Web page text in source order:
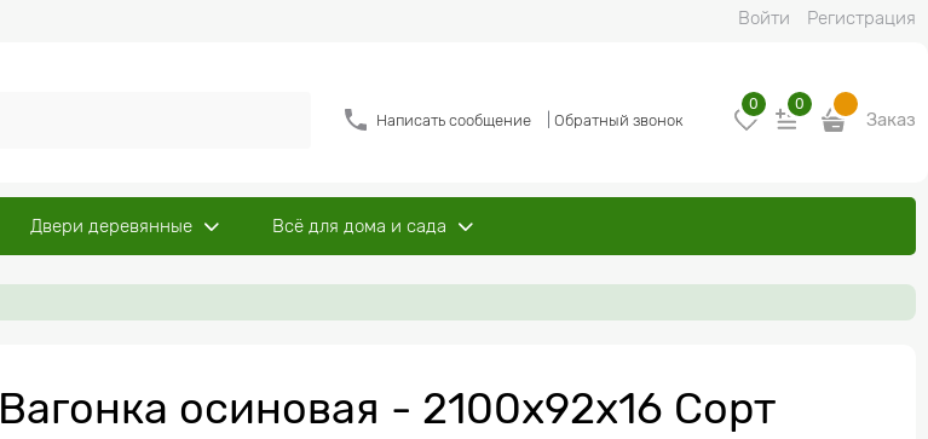
Войти Регистрация
Написать сообщение Обратный звонок
0 0
Заказ
Двери деревянные Всё для дома и сада
Вагонка осиновая - 2100x92x16 Сорт